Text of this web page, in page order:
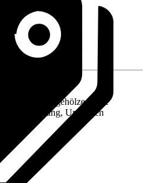
Nadelgehölze, Obst
Umtopfen